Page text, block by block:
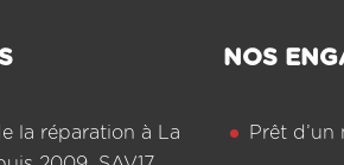
la réparation à La
NOS
Prêt d’un